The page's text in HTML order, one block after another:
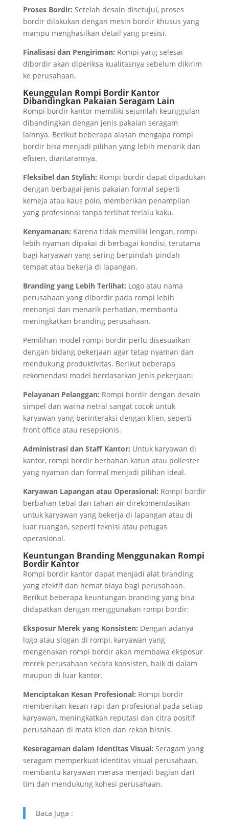
Proses Bordir: Setelah desain disetujui, proses
bordir dilakukan dengan mesin bordir khusus yang
mampu menghasilkan detail yang presisi.
Finalisasi dan Pengiriman: Rompi yang selesai
dibordir akan diperiksa kualitasnya sebelum dikirim
ke perusahaan.
Keunggulan Rompi Bordir Kantor
Dibandingkan Pakaian Seragam Lain
Rompi bordir kantor memiliki sejumlah keunggulan
dibandingkan dengan jenis pakaian seragam
lainnya. Berikut beberapa alasan mengapa rompi
bordir bisa menjadi pilihan yang lebih menarik dan
efisien, diantarannya.
Fleksibel dan Stylish: Rompi bordir dapat dipadukan
dengan berbagai jenis pakaian formal seperti
kemeja atau kaus polo, memberikan penampilan
yang profesional tanpa terlihat terlalu kaku.
Kenyamanan: Karena tidak memiliki lengan, rompi
lebih nyaman dipakai di berbagai kondisi, terutama
bagi karyawan yang sering berpindah-pindah
tempat atau bekerja di lapangan.
Branding yang Lebih Terlihat: Logo atau nama
perusahaan yang dibordir pada rompi lebih
menonjol dan menarik perhatian, membantu
meningkatkan branding perusahaan.
Pemilihan model rompi bordir perlu disesuaikan
dengan bidang pekerjaan agar tetap nyaman dan
mendukung produktivitas. Berikut beberapa
rekomendasi model berdasarkan jenis pekerjaan:
Pelayanan Pelanggan: Rompi bordir dengan desain
simpel dan warna netral sangat cocok untuk
karyawan yang berinteraksi dengan klien, seperti
front office atau resepsionis.
Administrasi dan Staff Kantor: Untuk karyawan di
kantor, rompi bordir berbahan katun atau poliester
yang nyaman dan formal menjadi pilihan ideal.
Karyawan Lapangan atau Operasional: Rompi bordir
berbahan tebal dan tahan air direkomendasikan
untuk karyawan yang bekerja di lapangan atau di
luar ruangan, seperti teknisi atau petugas
operasional.
Keuntungan Branding Menggunakan Rompi
Bordir Kantor
Rompi bordir kantor dapat menjadi alat branding
yang efektif dan hemat biaya bagi perusahaan.
Berikut beberapa keuntungan branding yang bisa
didapatkan dengan menggunakan rompi bordir:
Eksposur Merek yang Konsisten: Dengan adanya
logo atau slogan di rompi, karyawan yang
mengenakan rompi bordir akan membawa eksposur
merek perusahaan secara konsisten, baik di dalam
maupun di luar kantor.
Menciptakan Kesan Profesional: Rompi bordir
memberikan kesan rapi dan profesional pada setiap
karyawan, meningkatkan reputasi dan citra positif
perusahaan di mata klien dan rekan bisnis.
Keseragaman dalam Identitas Visual: Seragam yang
seragam memperkuat identitas visual perusahaan,
membantu karyawan merasa menjadi bagian dari
tim dan mendukung kohesi perusahaan.
Baca Juga :